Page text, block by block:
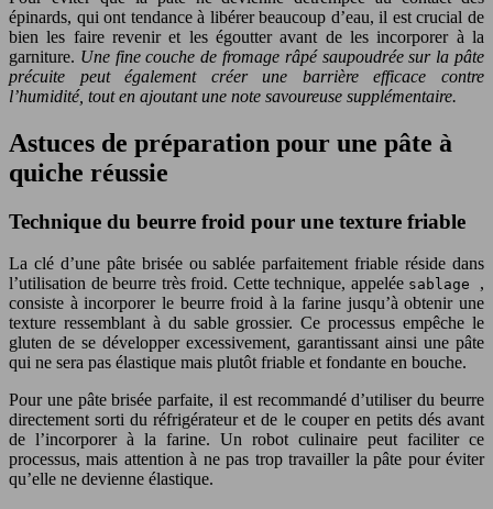
épinards, qui ont tendance à libérer beaucoup d’eau, il est crucial de
bien les faire revenir et les égoutter avant de les incorporer à la
garniture. Une fine couche de fromage râpé saupoudrée sur la pâte
précuite peut également créer une barrière efficace contre
l’humidité, tout en ajoutant une note savoureuse supplémentaire.
Astuces de préparation pour une pâte à
quiche réussie
Technique du beurre froid pour une texture friable
La clé d’une pâte brisée ou sablée parfaitement friable réside dans
l’utilisation de beurre très froid. Cette technique, appelée sablage ,
consiste à incorporer le beurre froid à la farine jusqu’à obtenir une
texture ressemblant à du sable grossier. Ce processus empêche le
gluten de se développer excessivement, garantissant ainsi une pâte
qui ne sera pas élastique mais plutôt friable et fondante en bouche.
Pour une pâte brisée parfaite, il est recommandé d’utiliser du beurre
directement sorti du réfrigérateur et de le couper en petits dés avant
de l’incorporer à la farine. Un robot culinaire peut faciliter ce
processus, mais attention à ne pas trop travailler la pâte pour éviter
qu’elle ne devienne élastique.